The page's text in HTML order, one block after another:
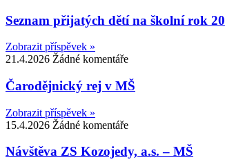
Seznam přijatých dětí na školní rok
Zobrazit příspěvek »
21.4.2026 Žádné komentáře
Čarodějnický rej v MŠ
Zobrazit příspěvek »
15.4.2026 Žádné komentáře
Návštěva ZS Kozojedy, a.s. – MŠ